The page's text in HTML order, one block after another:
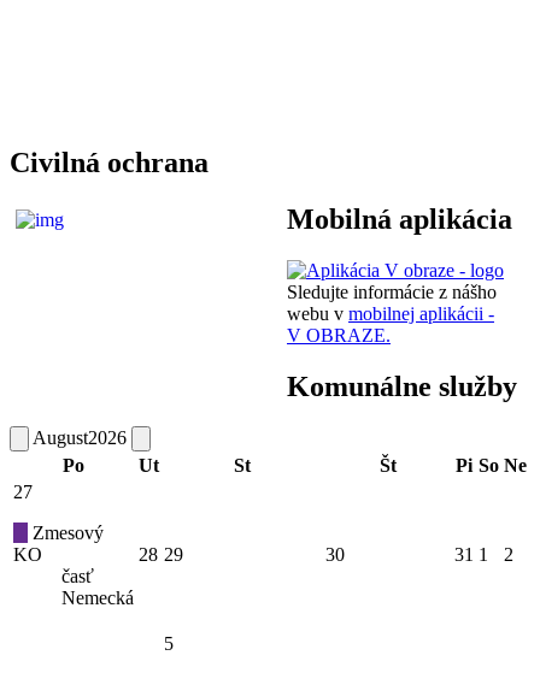
Civilná ochrana
Mobilná aplikácia
Sledujte informácie z nášho
webu v mobilnej aplikácii -
V OBRAZE.
Komunálne služby
August2026
Po
Ut St Št Pi So Ne
27
Zmesový
KO
časť
Nemecká
28 29 30 31 1 2
5